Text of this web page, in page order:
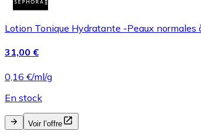
Lotion Tonique Hydratante -Peaux normales
31,00 €
0,16 €/ml/g
En stock
Voir l’offre